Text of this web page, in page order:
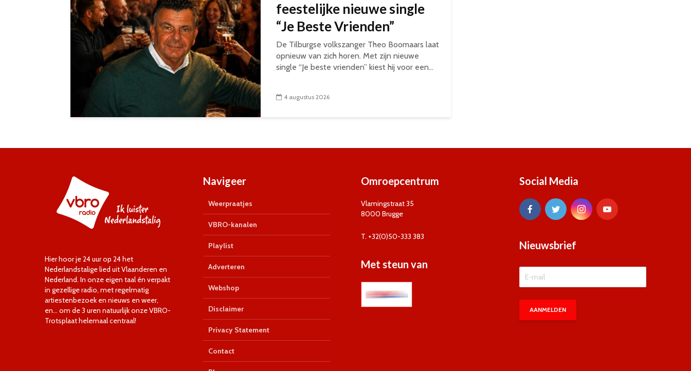
feestelijke nieuwe single
“Je Beste Vrienden”
De Tilburgse volkszanger Theo Boomaars laat
opnieuw van zich horen. Met zijn nieuwe
single “Je beste vrienden” kiest hij voor een...
4 augustus 2026
Hier hoor je 24 uur op 24 het
Nederlandstalige lied uit Vlaanderen en
Nederland. In onze eigen taal én verpakt
in gezellige radio, met regelmatig
artiestenbezoek en nieuws en weer,
en… om de 3 uren natuurlijk onze VBRO-
Trotsplaat helemaal centraal!
Navigeer
Weerpraatjes
VBRO-kanalen
Playlist
Adverteren
Webshop
Disclaimer
Privacy Statement
Contact
Omroepcentrum
Vlamingstraat 35
8000 Brugge
T. +32(0)50-333 383
Met steun van
Social Media
Nieuwsbrief